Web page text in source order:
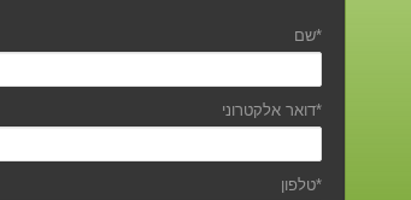
*שם
*דואר אלקטרוני
*טלפון